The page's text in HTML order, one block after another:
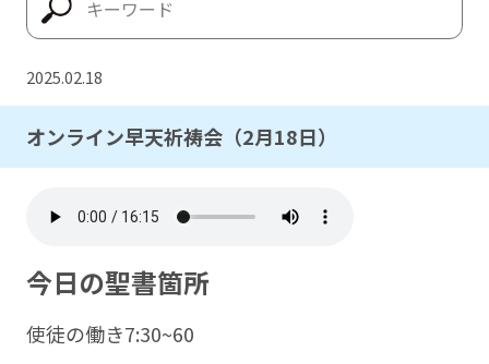
2025.02.18
オンライン早天祈祷会（2月18日）
今日の聖書箇所
使徒の働き7:30~60